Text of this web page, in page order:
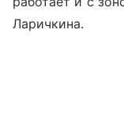
Ларичкина.